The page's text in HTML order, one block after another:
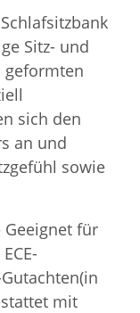
Sitz- und
geformten
sich den
an und
sowie
Geeignet für
mit